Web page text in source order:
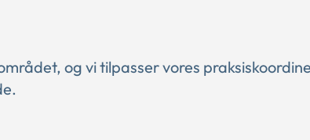
og vi tilpasser vores